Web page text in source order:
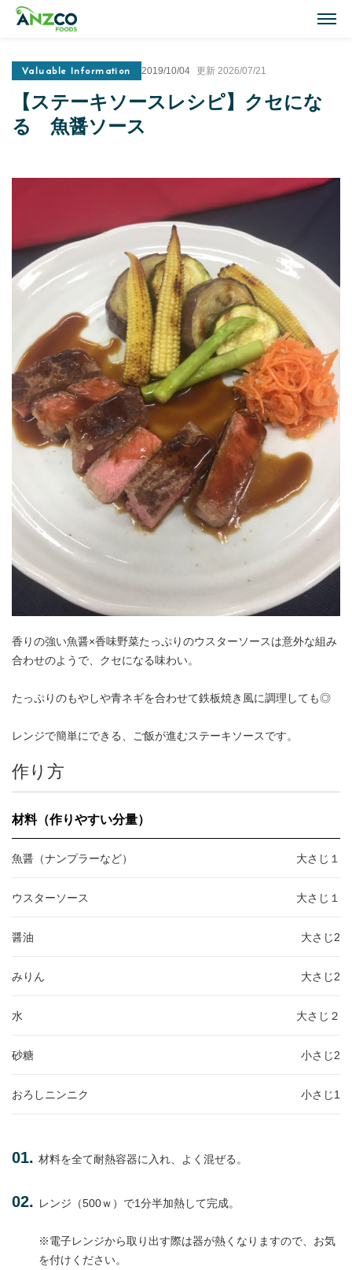
Lamb Recipes
ラム肉のおすすめレシピ
Our Products
商品紹介(ラム肉・牛肉)
Topics
トピックス
About ANZCO Foods
アンズコフーズとは
Contact Us
お問い合わせ
Materials
牛肉・ラム肉購買担当者向け
お役立ち資料
Valuable Information 2019/10/04 更新 2026/07/21
【ステーキソースレシピ】クセにな
る 魚醤ソース
香りの強い魚醤×香味野菜たっぷりのウスターソースは意外な組み
合わせのようで、クセになる味わい。
たっぷりのもやしや青ネギを合わせて鉄板焼き風に調理しても◎
レンジで簡単にできる、ご飯が進むステーキソースです。
作り方
材料（作りやすい分量）
魚醤（ナンプラーなど） 大さじ１
ウスターソース 大さじ１
醤油 大さじ2
みりん 大さじ2
水 大さじ２
砂糖 小さじ2
おろしニンニク 小さじ1
材料を全て耐熱容器に入れ、よく混ぜる。
レンジ（500ｗ）で1分半加熱して完成。
※電子レンジから取り出す際は器が熱くなりますので、お気
を付けください。